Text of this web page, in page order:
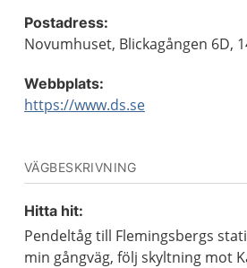
Postadress:
Novumhuset, Blickagången 6D,
Webbplats:
https://www.ds.se
VÄGBESKRIVNING
Hitta hit:
Pendeltåg till Flemingsbergs
min gångväg, följ skyltning mot